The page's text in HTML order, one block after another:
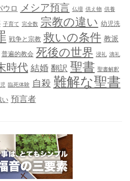
ウロ メシア預言 仏壇 供え物 供養
子育て 完全数 宗教の違い 幼児洗
戦争と宗教 救いの条件 教派
普遍的教会 死後の世界 浸礼 滴礼
時代 結婚 翻訳 聖書 聖書解釈
臨死体験 自殺 難解な聖書
い 預言者